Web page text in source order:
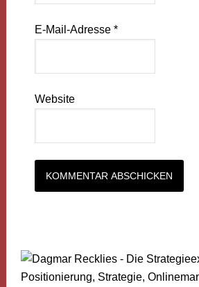
E-Mail-Adresse *
Website